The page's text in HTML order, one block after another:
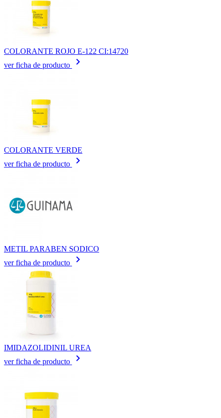
COLORANTE ROJO E-122 CI:14720
ver ficha de producto
keyboard_arrow_right
COLORANTE VERDE
ver ficha de producto
keyboard_arrow_right
METIL PARABEN SODICO
ver ficha de producto
keyboard_arrow_right
IMIDAZOLIDINIL UREA
ver ficha de producto
keyboard_arrow_right